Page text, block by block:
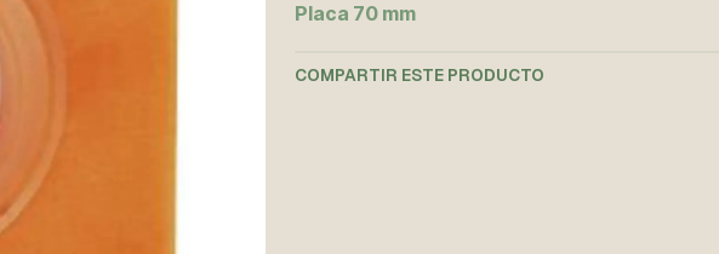
Placa 70 mm
COMPARTIR ESTE PRODUCTO